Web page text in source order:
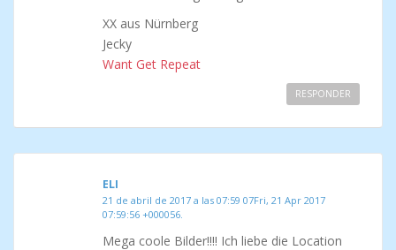
XX aus Nürnberg
Jecky
Want Get Repeat
RESPONDER
ELI
21 de abril de 2017 a las 07:59 07Fri, 21 Apr 2017
07:59:56 +000056.
Mega coole Bilder!!!! Ich liebe die Location